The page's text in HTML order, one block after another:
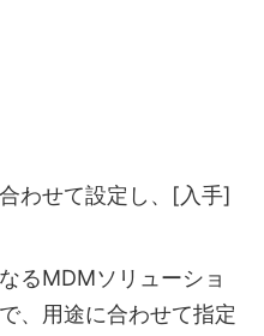
わせて設定し、[入手]
るMDMソリューショ
、用途に合わせて指定